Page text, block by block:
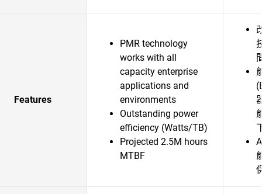
Features
PMR technology
works with all
capacity enterprise
applications and
environments
Outstanding power
efficiency (Watts/TB)
Projected 2.5M hours
MTBF